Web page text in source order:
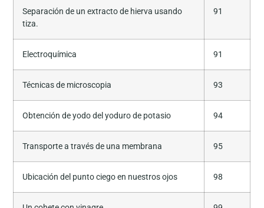
Separación de un extracto de hierva usando
tiza.
91
Electroquímica 91
Técnicas de microscopia 93
Obtención de yodo del yoduro de potasio 94
Transporte a través de una membrana 95
Ubicación del punto ciego en nuestros ojos 98